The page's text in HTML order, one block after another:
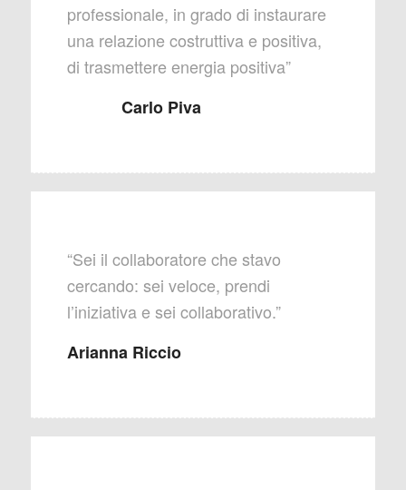
professionale, in grado di instaurare
una relazione costruttiva e positiva,
di trasmettere energia positiva”
Carlo Piva
“Sei il collaboratore che stavo
cercando: sei veloce, prendi
l’iniziativa e sei collaborativo.”
Arianna Riccio